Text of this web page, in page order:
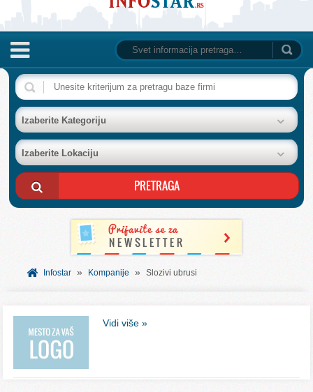
NASLOVNA
BAZA FIRMI
POSLOVNI OGLASI
AKCIJE I KATALOZI
BESPLATNI VAUČERI
SVET INFORMACIJA
Izaberite Kategoriju
Izaberite Lokaciju
Infostar » Kompanije » Slozivi ubrusi
Vidi više »